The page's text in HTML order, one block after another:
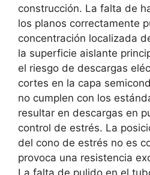
construcción. La falta de
los planos correctamente
concentración localizada
la superficie aislante
el riesgo de descargas
cortes en la capa
no cumplen con los
resultar en descargas en
control de estrés. La
del cono de estrés no es
provoca una resistencia
La falta de pulido en el